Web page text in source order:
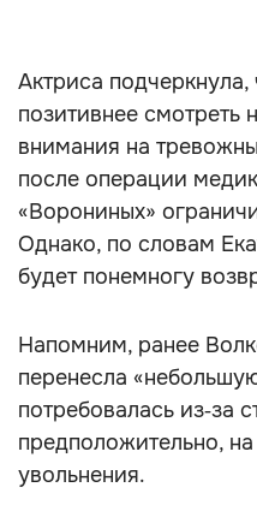
Актриса
позитивнее
внимания на
после операции
«Ворониных»
Однако, по словам
будет понемногу
Напомним, ранее
перенесла
потребовалась из‑за
предположительно,
увольнения.